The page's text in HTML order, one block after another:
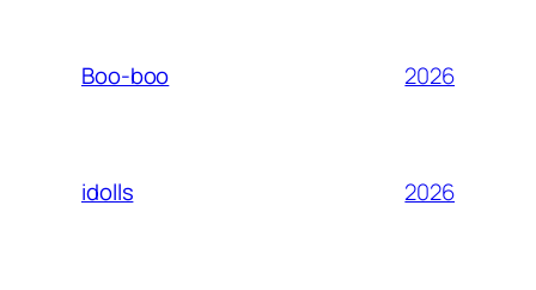
Boo-boo 2026
idolls 2026